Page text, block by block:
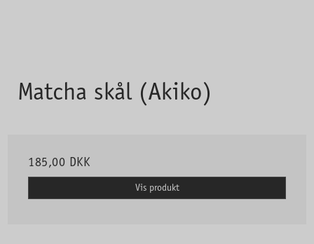
Matcha skål (Akiko)
185,00 DKK
Vis produkt